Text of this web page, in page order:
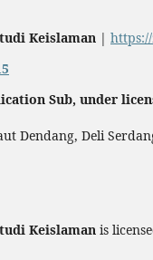
Keislaman |
Sub, under
Dendang, Deli
Keislaman is